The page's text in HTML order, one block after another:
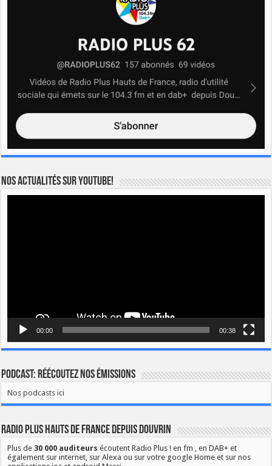
Nos actualités sur YOUTUBE!
00:00 00:38
Podcast: Réécoutez nos émissions
Nos podcasts ici
Radio Plus Hauts de France depuis Douvrin
Plus de30 000 auditeurs écoutent Radio Plus ! en fm , en DAB+ et
également sur internet, sur Alexa ou sur votre google Home et sur nos